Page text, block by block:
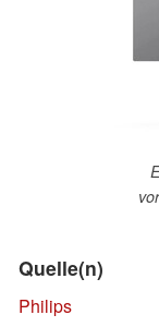
Quelle(n)
Philips